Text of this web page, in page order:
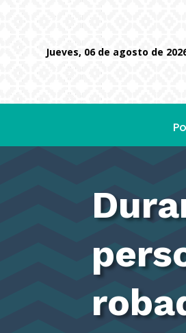
jueves, 06 de agosto de